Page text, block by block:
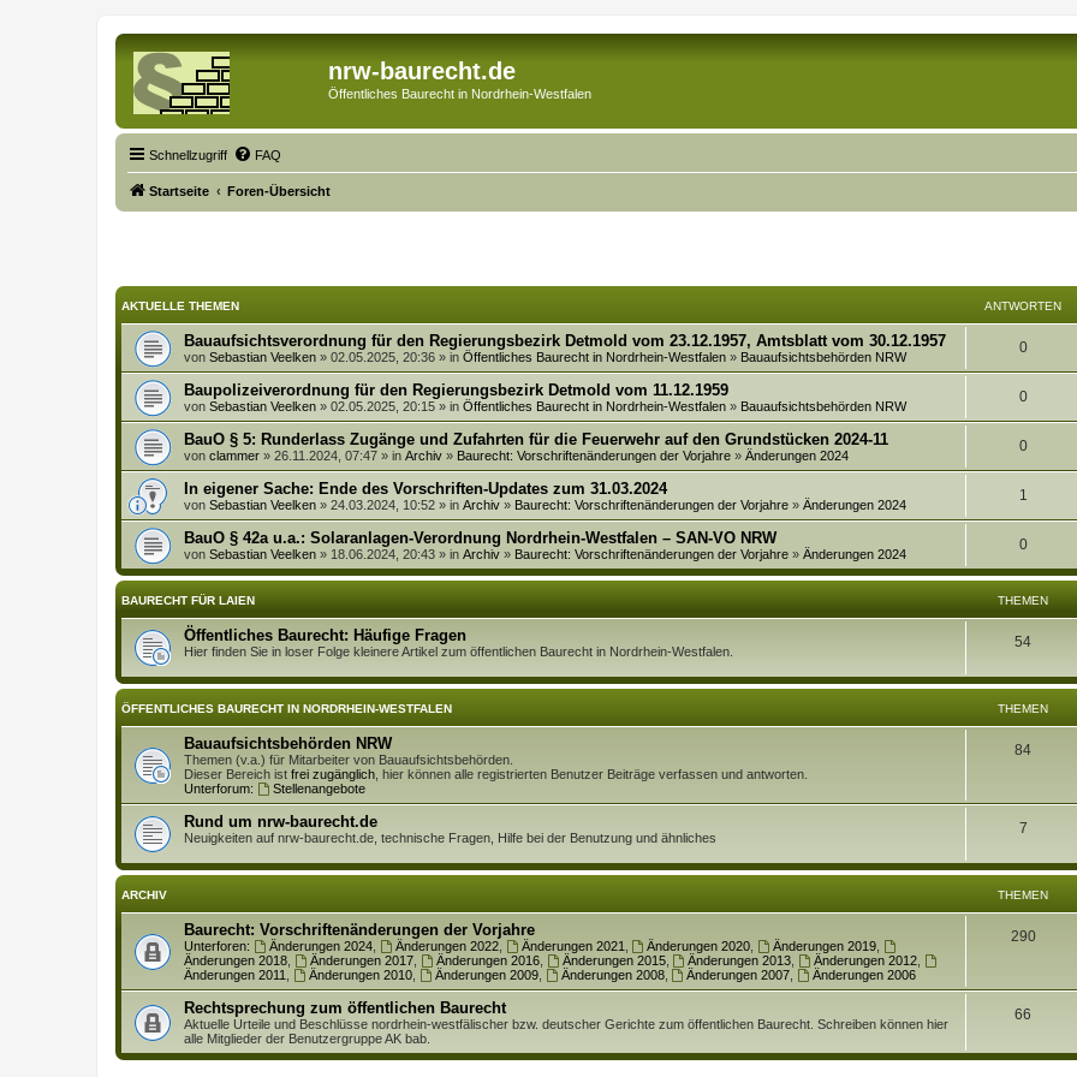
nrw-baurecht.de
Öffentliches Baurecht in Nordrhein-Westfalen
Schnellzugriff FAQ
Startseite Foren-Übersicht
AKTUELLE THEMEN ANTWORTEN
Bauaufsichtsverordnung für den Regierungsbezirk Detmold vom 23.12.1957, Amtsblatt vom 30.12.1957
von Sebastian Veelken » 02.05.2025, 20:36 » in Öffentliches Baurecht in Nordrhein-Westfalen » Bauaufsichtsbehörden NRW
0A
n
w
o
r
e
n
Baupolizeiverordnung für den Regierungsbezirk Detmold vom 11.12.1959
von Sebastian Veelken » 02.05.2025, 20:15 » in Öffentliches Baurecht in Nordrhein-Westfalen » Bauaufsichtsbehörden NRW
0A
n
o
r
t
e
n
BauO § 5: Runderlass Zugänge und Zufahrten für die Feuerwehr auf den Grundstücken 2024-11
von clammer » 26.11.2024, 07:47 » in Archiv » Baurecht: Vorschriftenänderungen der Vorjahre » Änderungen 2024
0A
n
w
o
r
t
In eigener Sache: Ende des Vorschriften-Updates zum 31.03.2024
von Sebastian Veelken » 24.03.2024, 10:52 » in Archiv » Baurecht: Vorschriftenänderungen der Vorjahre » Änderungen 2024
1
n
o
r
t
e
n
BauO § 42a u.a.: Solaranlagen-Verordnung Nordrhein-Westfalen – SAN-VO NRW
von Sebastian Veelken » 18.06.2024, 20:43 » in Archiv » Baurecht: Vorschriftenänderungen der Vorjahre » Änderungen 2024
0A
n
t
w
t
BAURECHT FÜR LAIEN THEMEN
Öffentliches Baurecht: Häufige Fragen
Hier finden Sie in loser Folge kleinere Artikel zum öffentlichen Baurecht in Nordrhein-Westfalen.
54T
e
ÖFFENTLICHES BAURECHT IN NORDRHEIN-WESTFALEN THEMEN
Bauaufsichtsbehörden NRW
Themen (v.a.) für Mitarbeiter von Bauaufsichtsbehörden.
Dieser Bereich ist frei zugänglich , hier können alle registrierten Benutzer Beiträge verfassen und antworten.
Unterforum:
Stellenangebote
84T
e
Rund um nrw-baurecht.de
Neuigkeiten auf nrw-baurecht.de, technische Fragen, Hilfe bei der Benutzung und ähnliches
7T
e
ARCHIV THEMEN
Baurecht: Vorschriftenänderungen der Vorjahre
Unterforen: Änderungen 2024, Änderungen 2022, Änderungen 2021 Änderungen 2020 Änderungen 2019
Änderungen 2018
Änderungen 2017, Änderungen 2016, Änderungen 2015, Änderungen 2013 Änderungen 2012
Änderungen 2011
Änderungen 2010, Änderungen 2009, Änderungen 2008, Änderungen 2007 Änderungen 2006
290T
e
Rechtsprechung zum öffentlichen Baurecht
Aktuelle Urteile und Beschlüsse nordrhein-westfälischer bzw. deutscher Gerichte zum öffentlichen Baurecht. Schreiben können hier
alle Mitglieder der Benutzergruppe AK bab.
66